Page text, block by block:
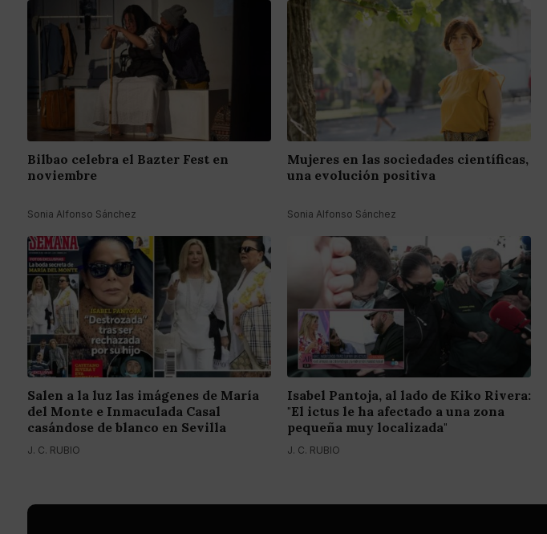
Bilbao celebra el Bazter Fest en
noviembre
Sonia Alfonso Sánchez
Mujeres en las sociedades científicas,
una evolución positiva
Sonia Alfonso Sánchez
Salen a la luz las imágenes de María
del Monte e Inmaculada Casal
casándose de blanco en Sevilla
J. C. RUBIO
Isabel Pantoja, al lado de Kiko Rivera:
"El ictus le ha afectado a una zona
pequeña muy localizada"
J. C. RUBIO